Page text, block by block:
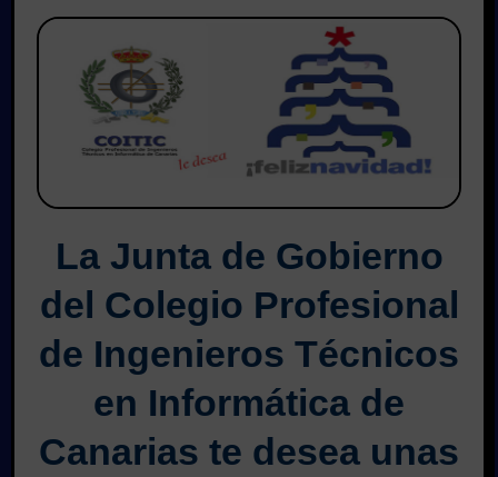
La Junta de Gobierno
del Colegio Profesional
de Ingenieros Técnicos
en Informática de
Canarias te desea unas